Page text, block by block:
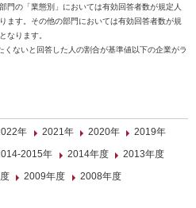
の「業態別」においては有効回答者数が規定人
ます。その他の部門においては有効回答者数が規
なります。
ないと回答した人の割合が基準値以下の企業がラ
年 2021年 2020年
2019年
2015年 2014年度
2013年度
2009年度 2008年度